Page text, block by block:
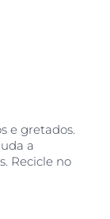
e gretados.
a
Recicle no